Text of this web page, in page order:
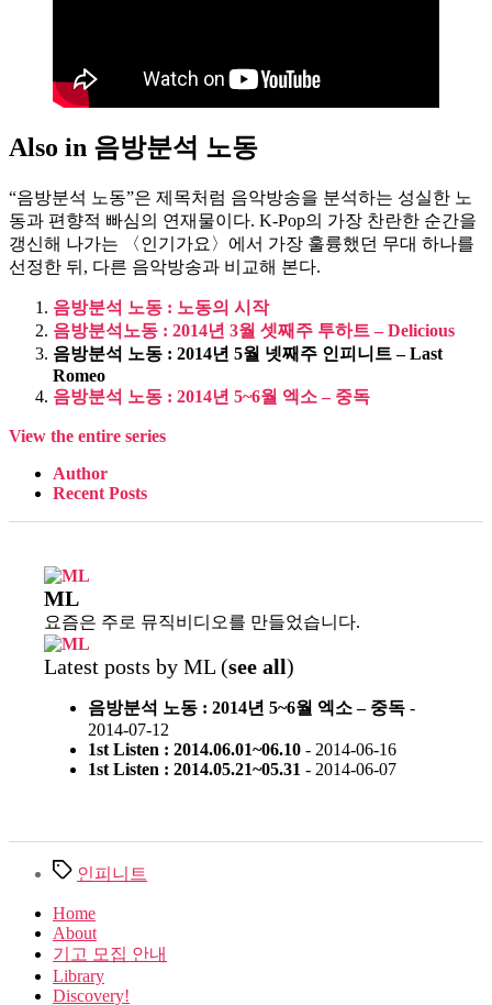
Also in 음방분석 노동
“음방분석 노동”은 제목처럼 음악방송을 분석하는 성실한 노
동과 편향적 빠심의 연재물이다. K-Pop의 가장 찬란한 순간을
갱신해 나가는 〈인기가요〉에서 가장 훌륭했던 무대 하나를
선정한 뒤, 다른 음악방송과 비교해 본다.
음방분석 노동 : 노동의 시작
음방분석노동 : 2014년 3월 셋째주 투하트 – Delicious
음방분석 노동 : 2014년 5월 넷째주 인피니트 – Last
Romeo
음방분석 노동 : 2014년 5~6월 엑소 – 중독
View the entire series
Author
Recent Posts
ML
요즘은 주로 뮤직비디오를 만들었습니다.
Latest posts by ML (see all)
음방분석 노동 : 2014년 5~6월 엑소 – 중독 -
2014-07-12
1st Listen : 2014.06.01~06.10 - 2014-06-16
1st Listen : 2014.05.21~05.31 - 2014-06-07
Tags인피니트
Home
About
기고 모집 안내
Library
Discovery!